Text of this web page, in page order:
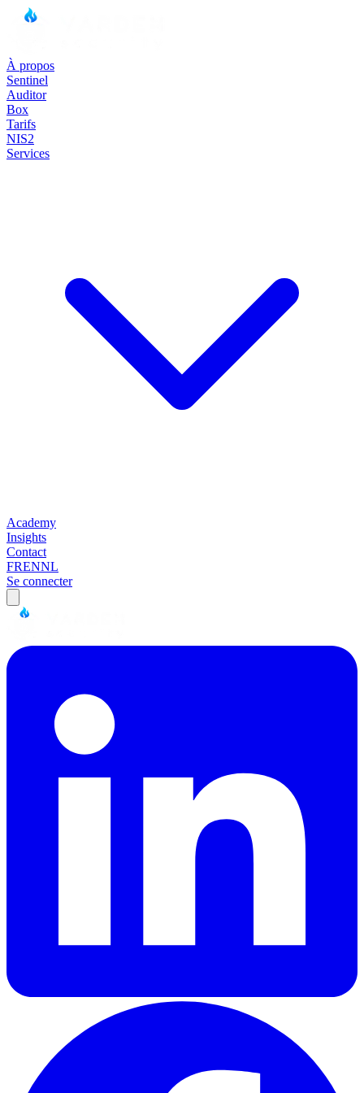
À propos
Sentinel
Auditor
Box
Tarifs
NIS2
Services
Academy
Insights
Contact
FRENNL
Se connecter